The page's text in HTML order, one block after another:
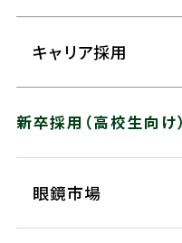
キャリア採用
新卒採用（高校生向け）
眼鏡市場